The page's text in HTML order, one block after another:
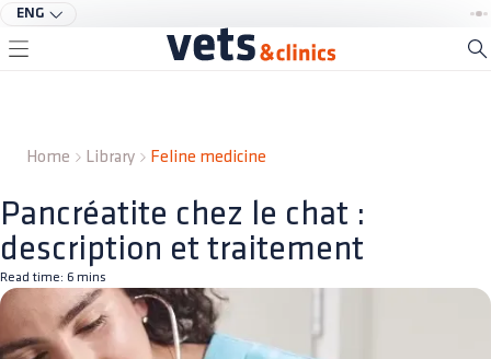
ENG
Home Library Feline medicine
Pancréatite chez le chat :
description et traitement
Read time: 6 mins